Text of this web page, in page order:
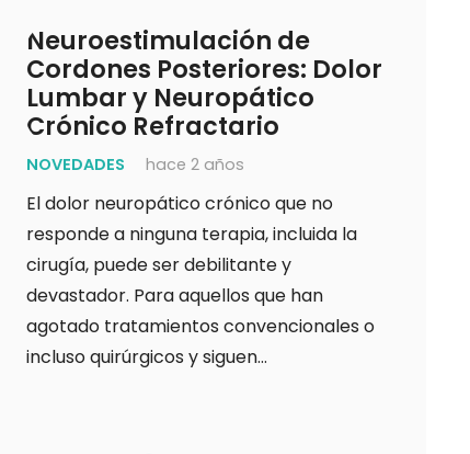
Neuroestimulación de
Cordones Posteriores: Dolor
Lumbar y Neuropático
Crónico Refractario
NOVEDADES hace 2 años
El dolor neuropático crónico que no
responde a ninguna terapia, incluida la
cirugía, puede ser debilitante y
devastador. Para aquellos que han
agotado tratamientos convencionales o
incluso quirúrgicos y siguen…